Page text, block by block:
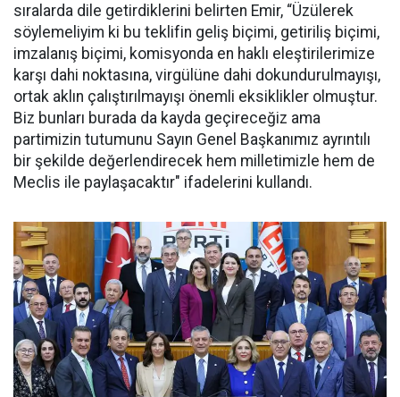
sıralarda dile getirdiklerini belirten Emir, “Üzülerek
söylemeliyim ki bu teklifin geliş biçimi, getiriliş biçimi,
imzalanış biçimi, komisyonda en haklı eleştirilerimize
karşı dahi noktasına, virgülüne dahi dokundurulmayışı,
ortak aklın çalıştırılmayışı önemli eksiklikler olmuştur.
Biz bunları burada da kayda geçireceğiz ama
partimizin tutumunu Sayın Genel Başkanımız ayrıntılı
bir şekilde değerlendirecek hem milletimizle hem de
Meclis ile paylaşacaktır" ifadelerini kullandı.